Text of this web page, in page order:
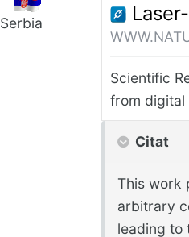
Serbia Laser-
Scientific
from digital
Citat
This work
arbitrary
leading to